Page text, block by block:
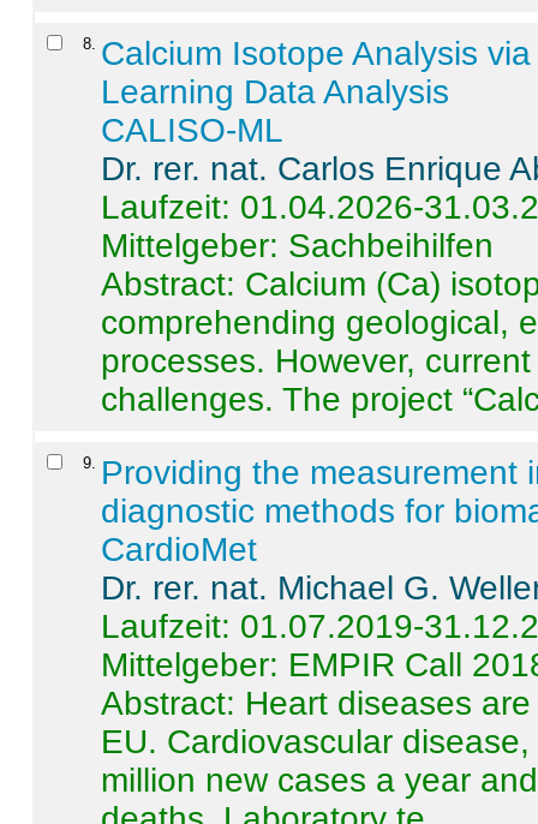
8 Calcium Isotope Analysis
Learning Data Analysis
CALISO-ML
Dr. rer. nat. Carlos Enrique
Laufzeit: 01.04.2026-
Mittelgeber: Sachbeihilfen
Abstract: Calcium (Ca)
comprehending geological,
processes. However,
challenges. The project
9
Providing the measurement
diagnostic methods for
CardioMet
Dr. rer. nat. Michael G.
Laufzeit: 01.07.2019-
Mittelgeber: EMPIR Call
Abstract: Heart diseases
EU. Cardiovascular
million new cases a year